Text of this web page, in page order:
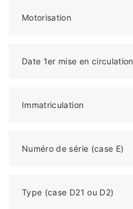
Motorisation
Date 1er mise en circulation
Immatriculation
Numéro de série (case E)
Type (case D21 ou D2)